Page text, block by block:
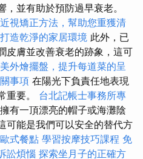
並有助於預防過早衰老。
近視矯正方法，幫助您重獲清
造乾淨的家居環境 此外，已
皮膚並改善衰老的跡象，這可
外燴擺盤，提升每道菜的呈
事項 在陽光下負責任地表現
重要。 台北記帳士事務所專
有一頂漂亮的帽子或海灘陰
可能是我們可以安全的替代方
式餐點 學習按摩技巧課程 免
訟煩惱 探索坐月子的正確方